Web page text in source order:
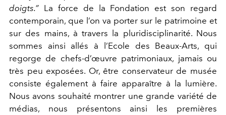
doigts.” La force de la Fondation est son regard
contemporain, que l’on va porter sur le patrimoine et
sur des mains, à travers la pluridisciplinarité. Nous
sommes ainsi allés à l’Ecole des Beaux-Arts, qui
regorge de chefs-d’œuvre patrimoniaux, jamais ou
très peu exposées. Or, être conservateur de musée
consiste également à faire apparaître à la lumière.
Nous avons souhaité montrer une grande variété de
médias, nous présentons ainsi les premières